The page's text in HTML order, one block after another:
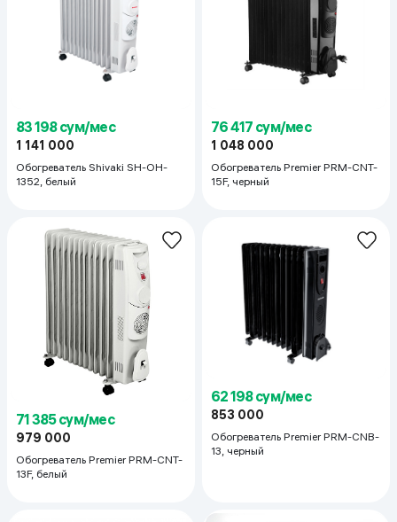
83 198 сум/мес
1 141 000
Обогреватель Shivaki SH-OH-
1352, белый
76 417 сум/мес
1 048 000
Обогреватель Premier PRM-CNT-
15F, черный
71 385 сум/мес
979 000
Обогреватель Premier PRM-CNT-
13F, белый
62 198 сум/мес
853 000
Обогреватель Premier PRM-CNB-
13, черный